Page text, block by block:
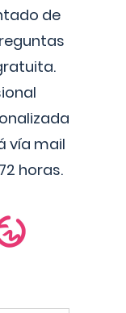
de
vía mail
horas.